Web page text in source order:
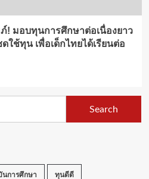
มอบทุนการศึกษาต่อเนื่องยาว
ใช้ทุน เพื่อเด็กไทยได้เรียนต่อ
การศึกษา ทุนดีดี